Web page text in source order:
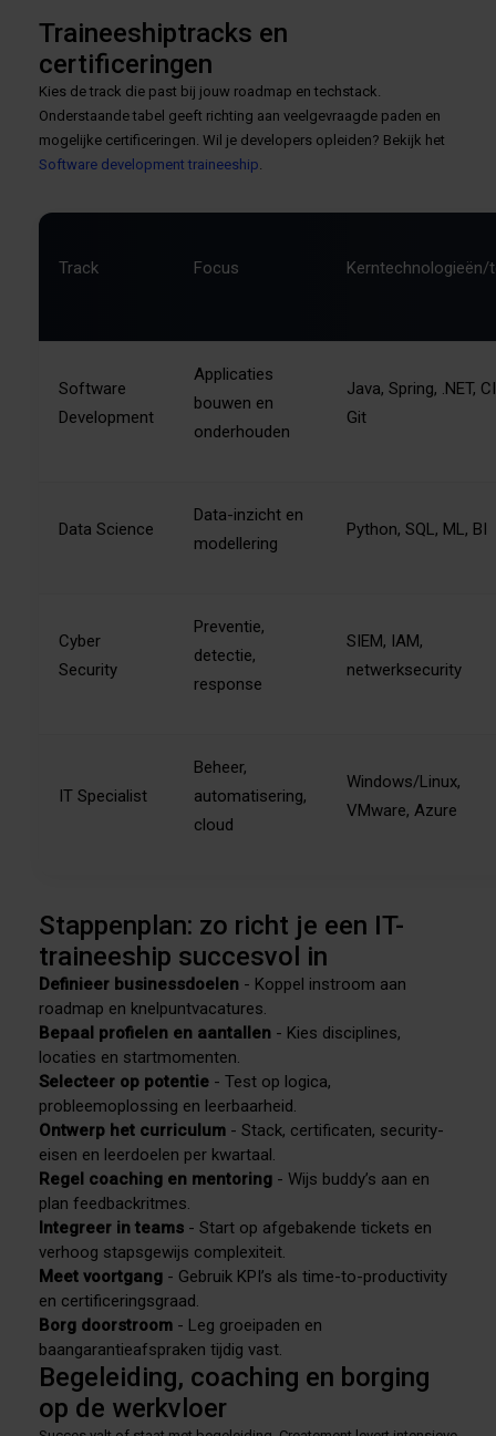
Traineeshiptracks en
certificeringen
Kies de track die past bij jouw roadmap en techstack.
Onderstaande tabel geeft richting aan veelgevraagde paden en
mogelijke certificeringen. Wil je developers opleiden? Bekijk het
Software development traineeship.
Track Focus Kerntechnologieën/
Software
Development
Applicaties
bouwen en
onderhouden
Java, Spring, .NET,
Git
Data Science
Data-inzicht en
modellering
Python, SQL, ML, BI
Cyber
Security
Preventie,
detectie,
response
SIEM, IAM,
netwerksecurity
IT Specialist
Beheer,
automatisering,
cloud
Windows/Linux,
VMware, Azure
Stappenplan: zo richt je een IT-
traineeship succesvol in
Definieer businessdoelen - Koppel instroom aan
roadmap en knelpuntvacatures.
Bepaal profielen en aantallen - Kies disciplines,
locaties en startmomenten.
Selecteer op potentie - Test op logica,
probleemoplossing en leerbaarheid.
Ontwerp het curriculum - Stack, certificaten, security-
eisen en leerdoelen per kwartaal.
Regel coaching en mentoring - Wijs buddy’s aan en
plan feedbackritmes.
Integreer in teams - Start op afgebakende tickets en
verhoog stapsgewijs complexiteit.
Meet voortgang - Gebruik KPI’s als time-to-productivity
en certificeringsgraad.
Borg doorstroom - Leg groeipaden en
baangarantieafspraken tijdig vast.
Begeleiding, coaching en borging
op de werkvloer